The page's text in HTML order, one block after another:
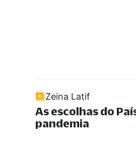
Zeina Latif
As escolhas do
pandemia